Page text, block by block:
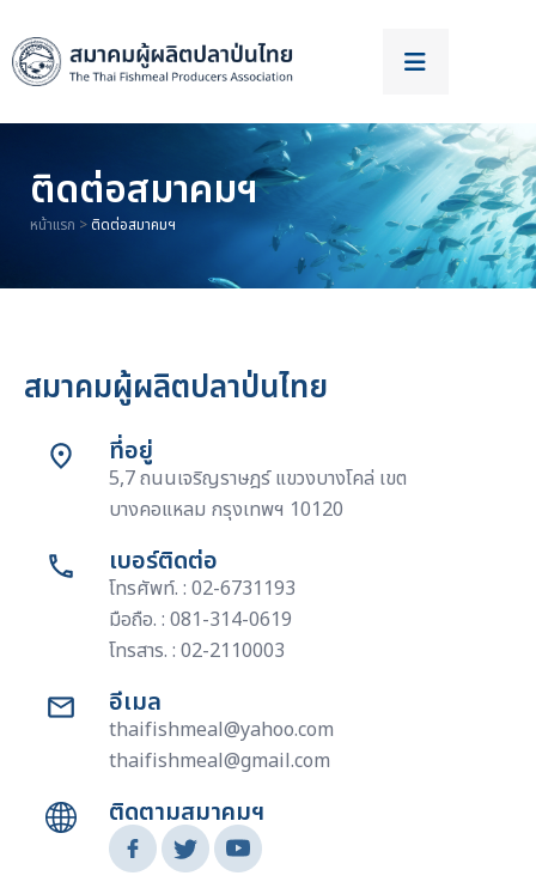
ติดต่อสมาคมฯ
หน้าแรก >ติดต่อสมาคมฯ​
สมาคมผู้ผลิตปลาป่นไทย
ที่อยู่
5,7 ถนนเจริญราษฎร์ แขวงบางโคล่ เขต
บางคอแหลม กรุงเทพฯ 10120
เบอร์ติดต่อ
โทรศัพท์. : 02-6731193
มือถือ. : 081-314-0619
โทรสาร. : 02-2110003
อีเมล
thaifishmeal@yahoo.com
thaifishmeal@gmail.com
ติดตามสมาคมฯ